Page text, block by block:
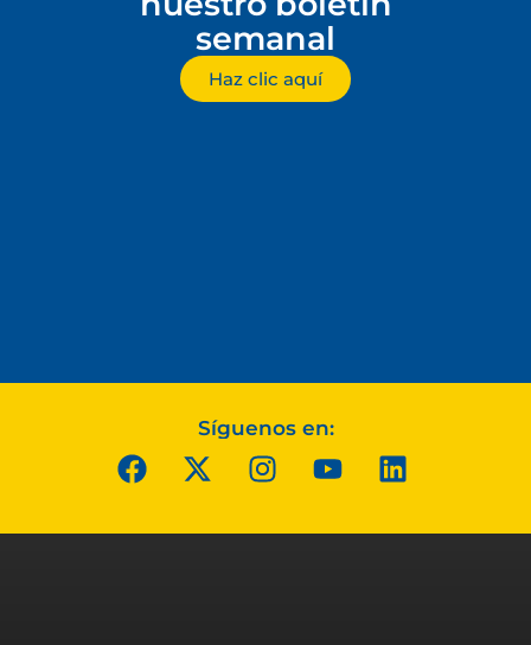
semanal
Haz clic aquí
Síguenos en: